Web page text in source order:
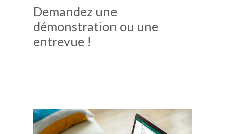
Demandez une
démonstration ou une
entrevue !